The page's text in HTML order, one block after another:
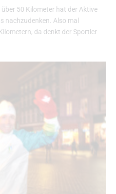
50 Kilometer hat der Aktive
nachzudenken. Also mal
da denkt der Sportler